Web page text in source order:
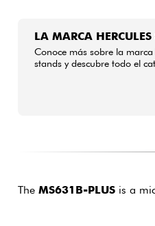
LA MARCA
Conoce más sobre la marca
stands y descubre todo el
The MS631B-PLUSis a